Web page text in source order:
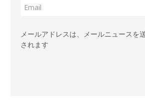
メールアドレスは、メールニュースを
されます